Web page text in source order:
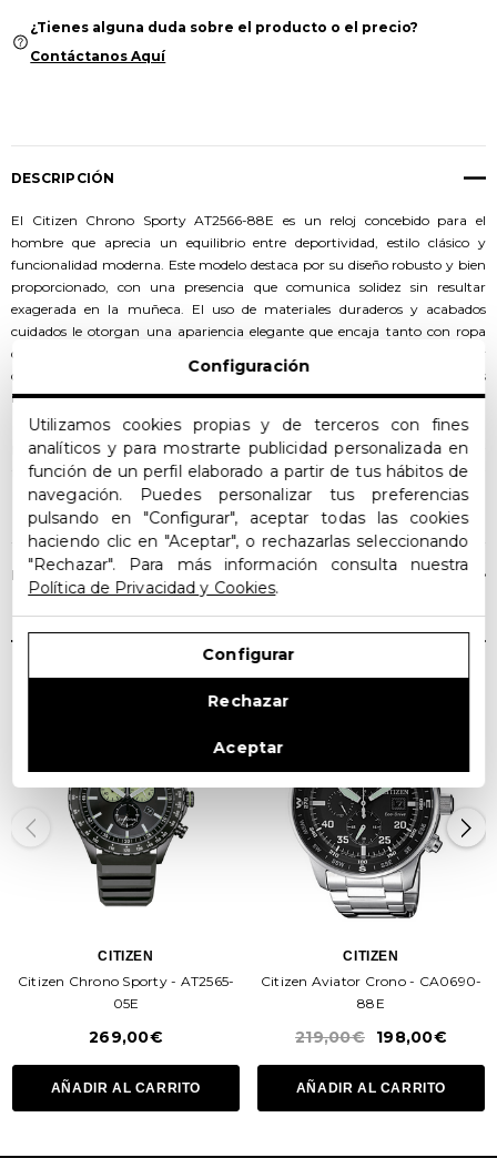
¿Tienes alguna duda sobre el producto o el precio?
Contáctanos Aquí
DESCRIPCIÓN
El Citizen Chrono Sporty AT2566-88E es un reloj concebido para el
hombre que aprecia un equilibrio entre deportividad, estilo clásico y
funcionalidad moderna. Este modelo destaca por su diseño robusto y bien
proporcionado, con una presencia que comunica solidez sin resultar
exagerada en la muñeca. El uso de materiales duraderos y acabados
cuidados le otorgan una apariencia elegante que encaja tanto con ropa
casual como con atuendos más formales. Su presencia visual es sobria y
contundente, con una esfera negra profunda que realza los detalles y las
indicaciones de tiempo, aportando legibilidad y carácter.
La tecnología Eco Drive permite que este reloj funcione con cualquier
fuente de luz, eliminando la necesidad de cambiar baterías y
proporcionando un rendimiento continuo y sin complicaciones. La función
de cronógrafo añade versatilidad al instrumento, permitiendo medir
intervalos de tiempo con precisión y facilitando su uso en actividades
deportivas o temporizaciones del día a día. La caja y el brazalete están
fabricados en acero de alta calidad, con un acabado pulido que aporta
legibilidad y el aspecto se mantengan intactos con el uso cotidiano.
Con un diámetro de 43 milímetros, el Citizen Chrono Sporty AT2566-88E
adaptándose de forma natural a la muñeca masculina. La resistencia al
y actividades acuáticas ligeras como natación superficial, lo que lo
convierte en un compañero fiable para diversas situaciones. El brazalete
metálico de acero completa este conjunto, combinando resistencia y
confort, y aportando una sensación de calidad que se percibe al llevarlo
puesto. Este reloj es una opción atractiva para quien busca tecnología
práctica, estética deportiva y durabilidad en un solo dispositivo.
LEER MÁS
FICHA TÉCNICA
Productos Relacionados
CITIZEN
Citizen Chrono Sporty - AT2565-
05E
269,00€
AÑADIR AL CARRITO
OFERTA
CITIZEN
Citizen Aviator Crono - CA0690-
88E
219,00€ 198,00€
AÑADIR AL CARRITO
Configuración
Utilizamos cookies propias y de terceros con fines
analíticos y para mostrarte publicidad personalizada en
función de un perfil elaborado a partir de tus hábitos de
navegación. Puedes personalizar tus preferencias
pulsando en "Configurar", aceptar todas las cookies
haciendo clic en "Aceptar", o rechazarlas seleccionando
"Rechazar". Para más información consulta nuestra
Política de Privacidad y Cookies.
Configurar
Rechazar
Aceptar